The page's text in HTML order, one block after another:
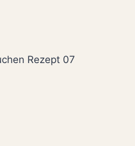
Rezept 07